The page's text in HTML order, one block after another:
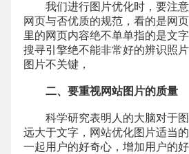
我们进行图片优化时，要注意
网页与否优质的规范，看的是网
里的网页内容绝不单单指的是文
搜寻引擎绝不能非常好的辨识照
图片不关键，
二、要重视网站图片的质量
科学研究表明人的大脑对于图
远大于文字，网站优化图片适当
一起用户的好奇心，增加用户的